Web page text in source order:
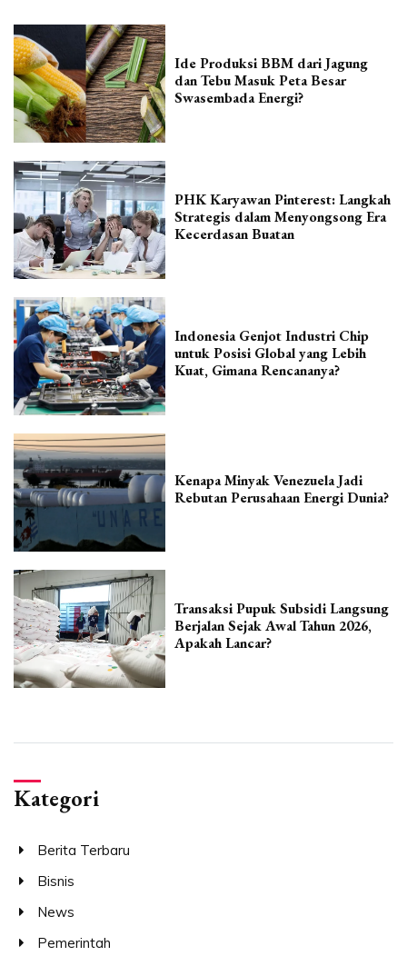
Ide Produksi BBM dari Jagung
dan Tebu Masuk Peta Besar
Swasembada Energi?
PHK Karyawan Pinterest: Langkah
Strategis dalam Menyongsong Era
Kecerdasan Buatan
Indonesia Genjot Industri Chip
untuk Posisi Global yang Lebih
Kuat, Gimana Rencananya?
Kenapa Minyak Venezuela Jadi
Rebutan Perusahaan Energi Dunia?
Transaksi Pupuk Subsidi Langsung
Berjalan Sejak Awal Tahun 2026,
Apakah Lancar?
Kategori
Berita Terbaru
Bisnis
News
Pemerintah